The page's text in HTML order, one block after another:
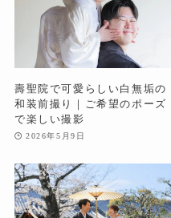
壽聖院で可愛らしい白無垢の
和装前撮り｜ご希望のポーズ
で楽しい撮影
2026年5月9日